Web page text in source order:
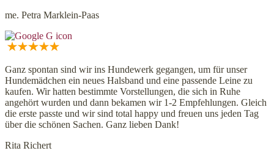
me. Petra Marklein-Paas
Ganz spontan sind wir ins Hundewerk gegangen, um für unser
Hundemädchen ein neues Halsband und eine passende Leine zu
kaufen. Wir hatten bestimmte Vorstellungen, die sich in Ruhe
angehört wurden und dann bekamen wir 1-2 Empfehlungen. Gleich
die erste passte und wir sind total happy und freuen uns jeden Tag
über die schönen Sachen. Ganz lieben Dank!
Rita Richert